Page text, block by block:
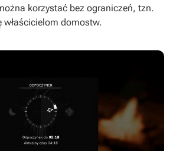
korzystać bez ograniczeń, tzn.
właścicielom domostw.